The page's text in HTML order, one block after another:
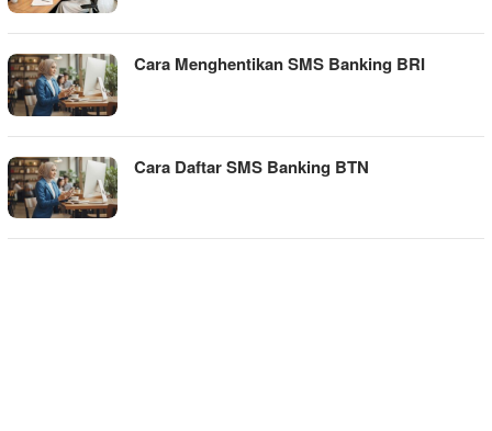
Cara Menghentikan SMS Banking BRI
Cara Daftar SMS Banking BTN